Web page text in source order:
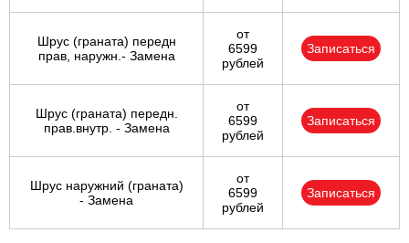
Шрус (граната) передн
прав, наружн.- Замена
от
6599
рублей
Записаться
Шрус (граната) передн.
прав.внутр. - Замена
от
6599
рублей
Записаться
Шрус наружний (граната)
- Замена
от
6599
рублей
Записаться